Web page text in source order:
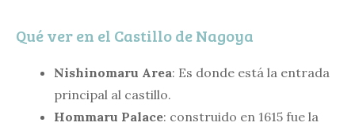
Qué ver en el Castillo de Nagoya
Nishinomaru Area: Es donde está la entrada
principal al castillo.
Hommaru Palace: construido en 1615 fue la